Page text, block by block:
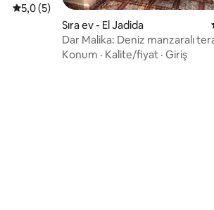
5 üzerinden ortalama 5,0 puan, 5
5,0 (5)
Sıra ev - El Jadida
Dar Malika: Deniz manzaralı
Konum · Kalite/fiyat · Giriş